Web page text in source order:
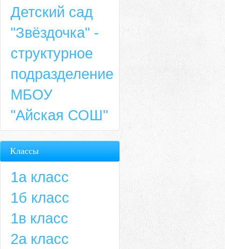
Детский сад
"Звёздочка" -
структурное
подразделение
МБОУ
"Айская СОШ"
Классы
1а класс
1б класс
1в класс
2а класс